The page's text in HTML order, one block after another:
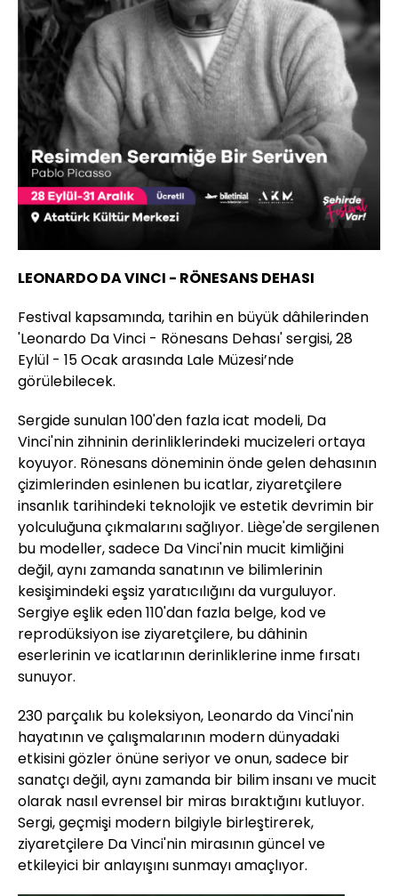
LEONARDO DA VINCI - RÖNESANS DEHASI
Festival kapsamında, tarihin en büyük dâhilerinden
'Leonardo Da Vinci - Rönesans Dehası' sergisi, 28
Eylül - 15 Ocak arasında Lale Müzesi’nde
görülebilecek.
Sergide sunulan 100'den fazla icat modeli, Da
Vinci'nin zihninin derinliklerindeki mucizeleri ortaya
koyuyor. Rönesans döneminin önde gelen dehasının
çizimlerinden esinlenen bu icatlar, ziyaretçilere
insanlık tarihindeki teknolojik ve estetik devrimin bir
yolculuğuna çıkmalarını sağlıyor. Liège'de sergilenen
bu modeller, sadece Da Vinci'nin mucit kimliğini
değil, aynı zamanda sanatının ve bilimlerinin
kesişimindeki eşsiz yaratıcılığını da vurguluyor.
Sergiye eşlik eden 110'dan fazla belge, kod ve
reprodüksiyon ise ziyaretçilere, bu dâhinin
eserlerinin ve icatlarının derinliklerine inme fırsatı
sunuyor.
230 parçalık bu koleksiyon, Leonardo da Vinci'nin
hayatının ve çalışmalarının modern dünyadaki
etkisini gözler önüne seriyor ve onun, sadece bir
sanatçı değil, aynı zamanda bir bilim insanı ve mucit
olarak nasıl evrensel bir miras bıraktığını kutluyor.
Sergi, geçmişi modern bilgiyle birleştirerek,
ziyaretçilere Da Vinci'nin mirasının güncel ve
etkileyici bir anlayışını sunmayı amaçlıyor.